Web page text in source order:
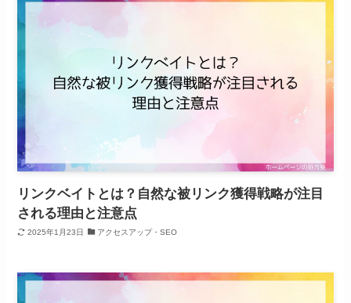
リンクベイトとは？自然な被リンク獲得戦略が注目
される理由と注意点
2025年1月23日 アクセスアップ・SEO